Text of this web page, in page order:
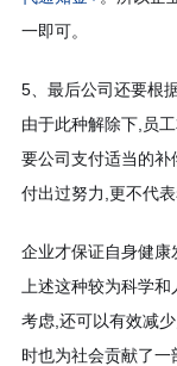
一即可。
5、最后公司还要根
由于此种解除下,员
要公司支付适当的
付出过努力,更不代
企业才保证自身健
上述这种较为科学
考虑,还可以有效减
时也为社会贡献了